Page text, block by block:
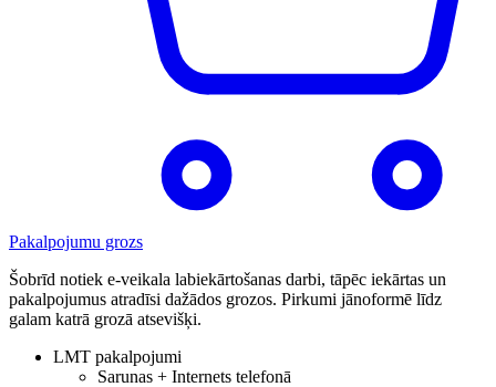
Pakalpojumu grozs
Šobrīd notiek e-veikala labiekārtošanas darbi, tāpēc iekārtas un
pakalpojumus atradīsi dažādos grozos. Pirkumi jānoformē līdz
galam katrā grozā atsevišķi.
LMT pakalpojumi
Sarunas + Internets telefonā